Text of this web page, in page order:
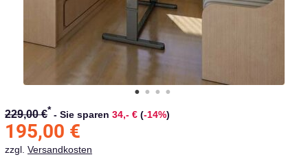
229,00 €* - Sie sparen 34,- € (-14%)
195,00 €
zzgl. Versandkosten